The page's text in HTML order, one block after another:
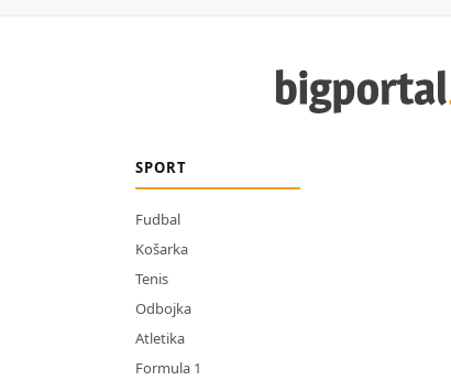
SPORT
Fudbal
Košarka
Tenis
Odbojka
Atletika
Formula 1